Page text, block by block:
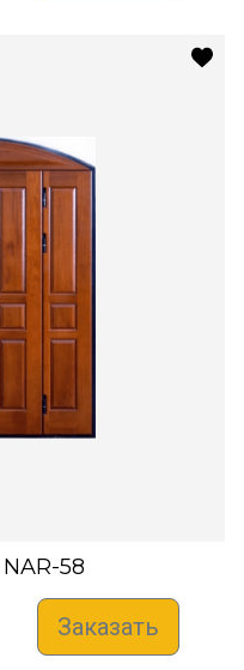
NAR-58
Заказать